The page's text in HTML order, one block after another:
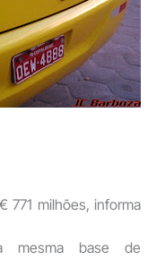
771 milhões, informa
mesma base de